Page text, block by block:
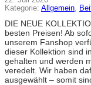
Kategorie: Allgemein,
DIE NEUE
besten Preisen! Ab
unserem Fanshop
dieser Kollektion sind
gehalten und werden
veredelt. Wir haben
ausgewählt – somit